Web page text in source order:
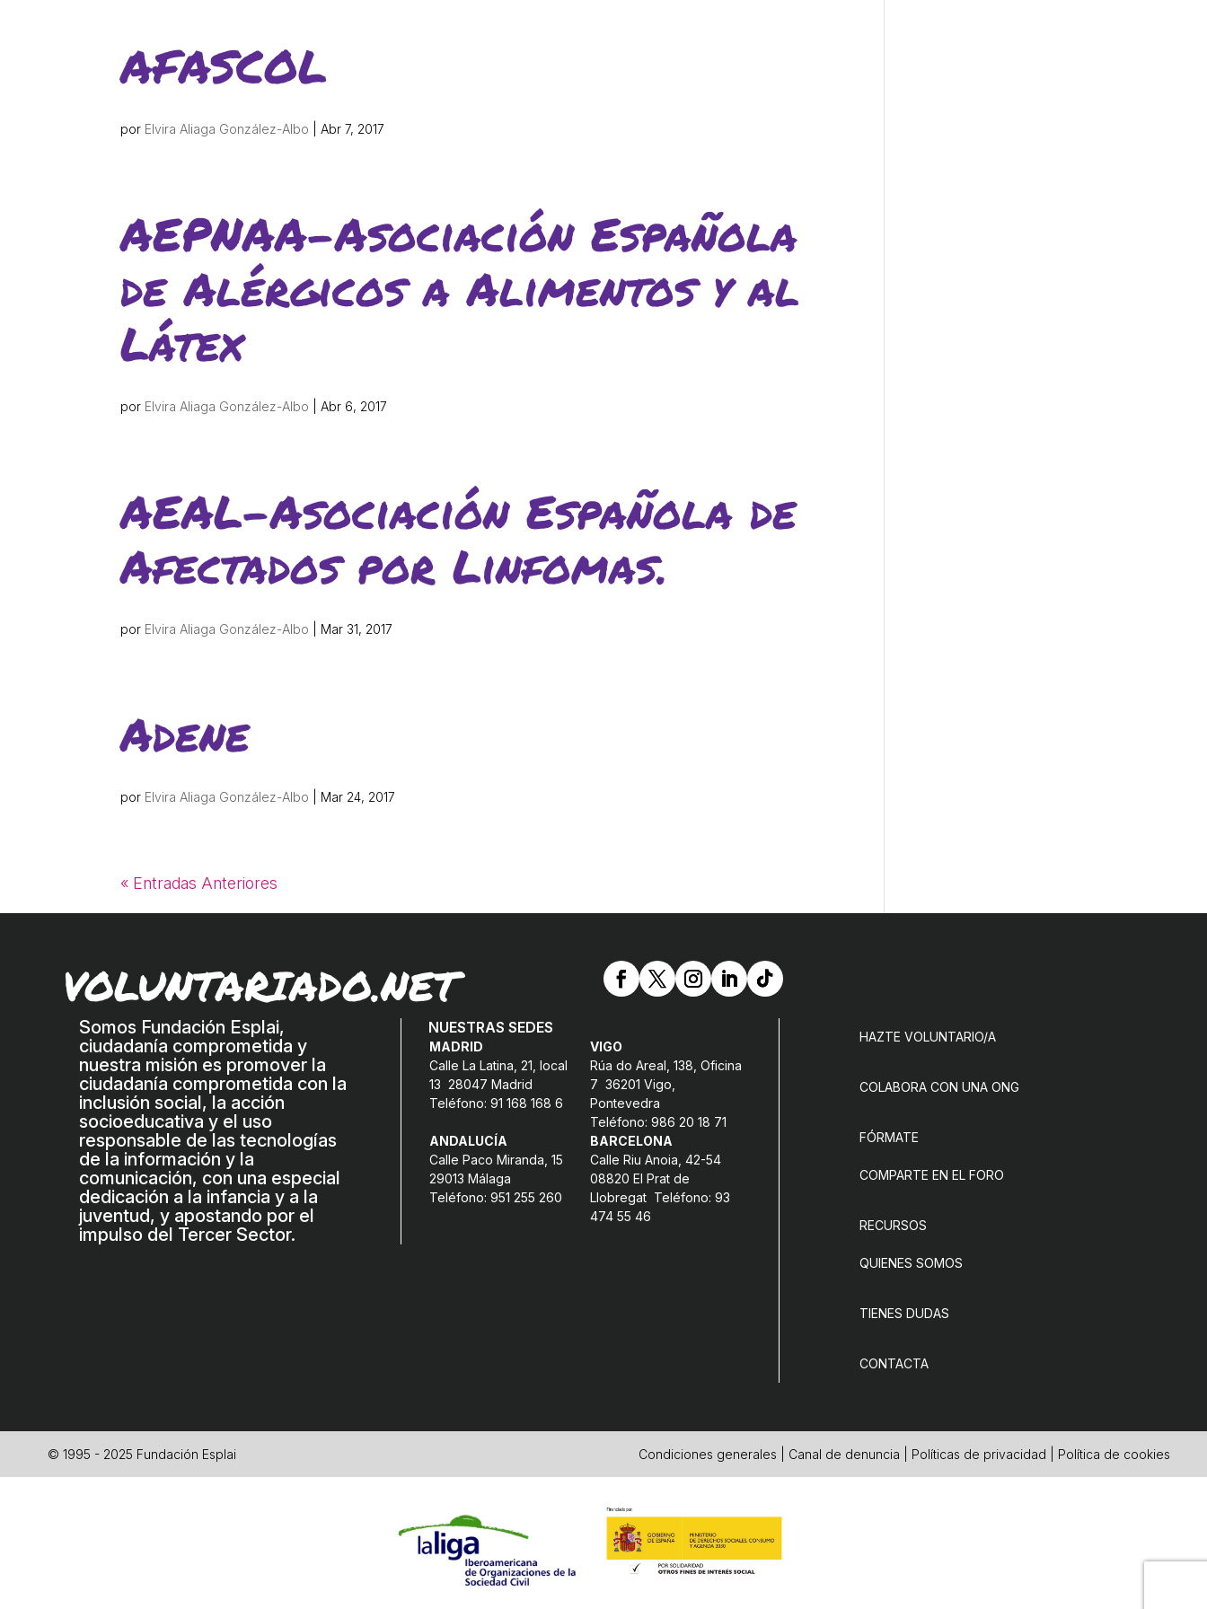
AFASCOL
por Elvira Aliaga González-Albo |Abr 7, 2017
AEPNAA-Asociación Española
de Alérgicos a Alimentos y al
Látex
por Elvira Aliaga González-Albo |Abr 6, 2017
AEAL-Asociación Española de
Afectados por Linfomas.
por Elvira Aliaga González-Albo Mar 31, 2017
Adene
por Elvira Aliaga González-Albo Mar 24, 2017
« Entradas Anteriores
VOLUNTARIADO.NET
Somos Fundación Esplai,
ciudadanía comprometida y
nuestra misión es promover la
ciudadanía comprometida con la
inclusión social, la acción
socioeducativa y el uso
responsable de las tecnologías
de la información y la
comunicación, con una especial
dedicación a la infancia y a la
juventud, y apostando por el
impulso del Tercer Sector.
NUESTRAS SEDES
MADRID
Calle La Latina, 21, local
13 28047 Madrid
Teléfono: 91 168 168 6
VIGO
Rúa do Areal, 138, Oficina
7 36201 Vigo,
Pontevedra
Teléfono: 986 20 18 71
ANDALUCÍA
Calle Paco Miranda, 15
29013 Málaga
Teléfono: 951 255 260
BARCELONA
Calle Riu Anoia, 42-54
08820 El Prat de
Llobregat Teléfono: 93
474 55 46
HAZTE VOLUNTARIO/A
COLABORA CON UNA ONG
FÓRMATE
COMPARTE EN EL FORO
RECURSOS
QUIENES SOMOS
TIENES DUDAS
CONTACTA
© 1995 - 2025 Fundación Esplai Condiciones generales Canal de denuncia Políticas de privacidad Política de cookies